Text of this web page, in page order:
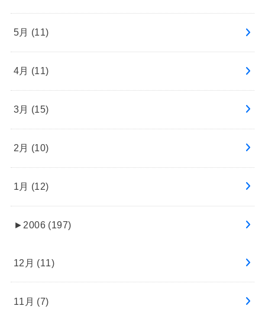
5月 (11)
4月 (11)
3月 (15)
2月 (10)
1月 (12)
► 2006 (197)
12月 (11)
11月 (7)